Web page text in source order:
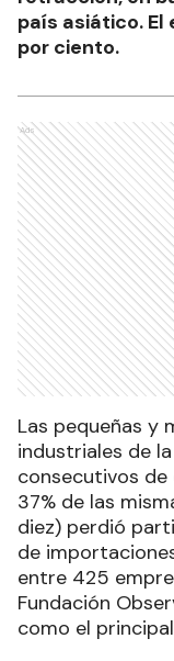
país asiático.
por ciento.
Ads
Las pequeñas y
industriales de
consecutivos de
37% de las
diez) perdió
de
entre 425
Fundación
como el